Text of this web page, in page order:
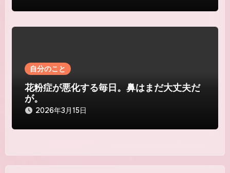
自分のこと
花粉症が悪化する毎日。鼻はまだ大丈夫だ
が。
2026年3月15日